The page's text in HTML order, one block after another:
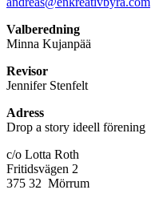
Valberedning
Minna Kujanpää
Revisor
Jennifer Stenfelt
Adress
Drop a story ideell förening
c/o Lotta Roth
Fritidsvägen 2
375 32 Mörrum